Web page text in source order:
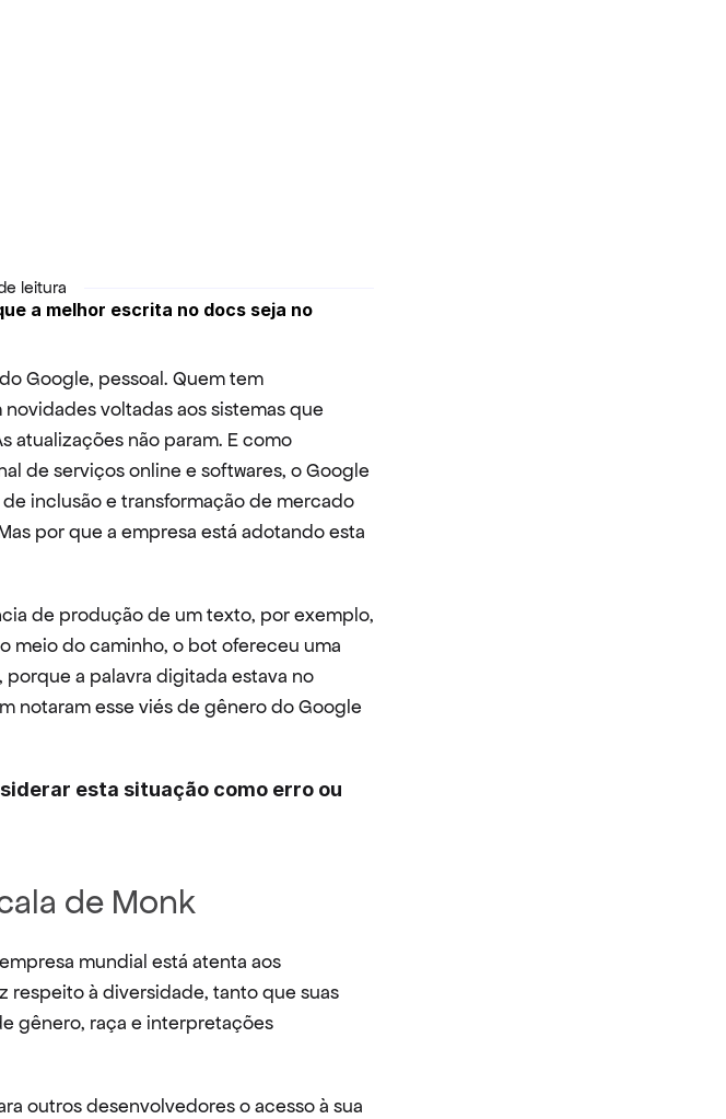
leitura
a melhor escrita no docs seja no
Google, pessoal. Quem tem
voltadas aos sistemas que
atualizações não param. E como
de serviços online e softwares, o Google
inclusão e transformação de mercado
por que a empresa está adotando esta
de produção de um texto, por exemplo,
meio do caminho, o bot ofereceu uma
a palavra digitada estava no
notaram esse viés de gênero do Google
esta situação como erro ou
de Monk
mundial está atenta aos
respeito à diversidade, tanto que suas
gênero, raça e interpretações
outros desenvolvedores o acesso à sua